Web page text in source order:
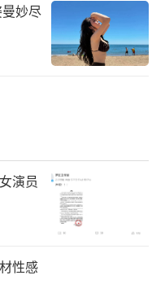
妙尽
演员
性感